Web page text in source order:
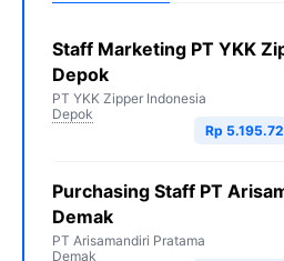
Staff Marketing PT YKK
Depok
PT YKK Zipper Indonesia
Depok
Rp
Purchasing Staff PT
Demak
PT Arisamandiri Pratama
Demak